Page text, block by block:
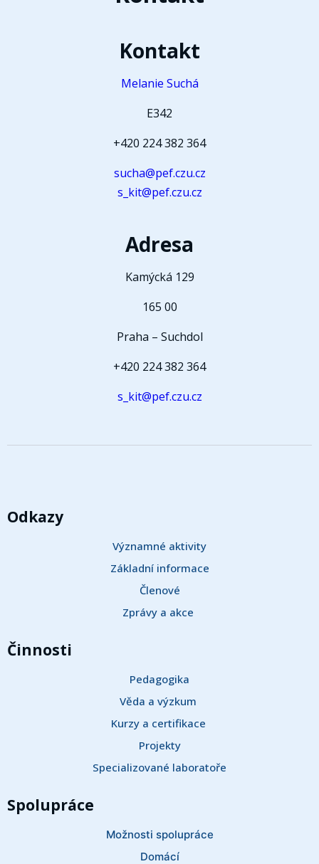
Kontakt
Melanie Suchá
E342
+420 224 382 364
sucha@pef.czu.cz
s_kit@pef.czu.cz
Adresa
Kamýcká 129
165 00
Praha – Suchdol
+420 224 382 364
s_kit@pef.czu.cz
Odkazy
Významné aktivity
Základní informace
Členové
Zprávy a akce
Činnosti
Pedagogika
Věda a výzkum
Kurzy a certifikace
Projekty
Specializované laboratoře
Spolupráce
Možnosti spolupráce
Domácí